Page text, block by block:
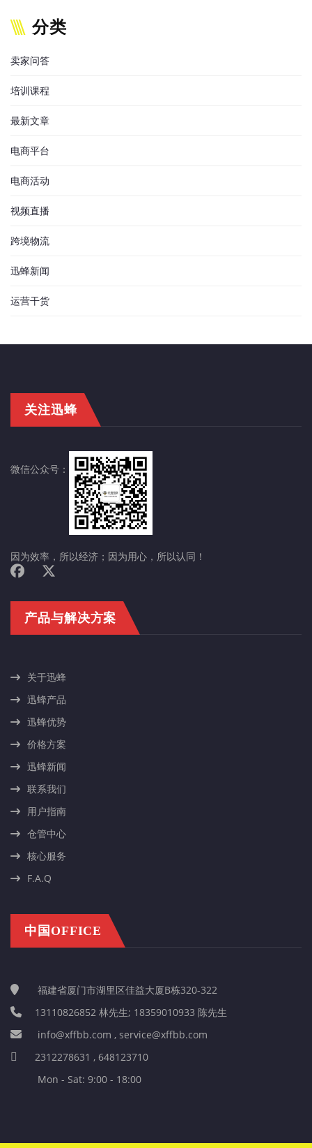
分类
卖家问答
培训课程
最新文章
电商平台
电商活动
视频直播
跨境物流
迅蜂新闻
运营干货
关注迅蜂
微信公众号：
因为效率，所以经济；因为用心，所以认同！
产品与解决方案
关于迅蜂
迅蜂产品
迅蜂优势
价格方案
迅蜂新闻
联系我们
用户指南
仓管中心
核心服务
F.A.Q
中国OFFICE
福建省厦门市湖里区佳益大厦B栋320-322
13110826852 林先生; 18359010933 陈先生
info@xffbb.com , service@xffbb.com
2312278631 , 648123710
Mon - Sat: 9:00 - 18:00